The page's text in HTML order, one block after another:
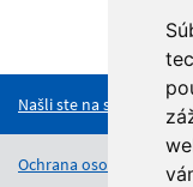
Našli ste na stránke
Ochrana osobných údajov